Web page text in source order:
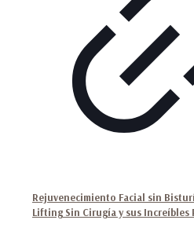
Rejuvenecimiento Facial sin
Lifting Sin Cirugía y sus Increíbles